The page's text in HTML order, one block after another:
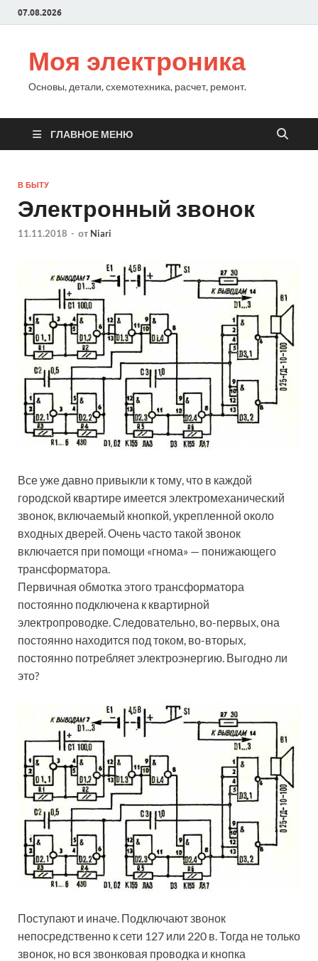
07.08.2026
Моя электроника
Основы, детали, схемотехника, расчет, ремонт.
ГЛАВНОЕ МЕНЮ
В БЫТУ
Электронный звонок
11.11.2018 - от Niari
Все уже давно привыкли к тому, что в каждой
городской квартире имеется электромеханический
звонок, включаемый кнопкой, укрепленной около
входных дверей. Очень часто такой звонок
включается при помощи «гнома» — понижающего
трансформатора.
Первичная обмотка этого трансформатора
постоянно подключена к квартирной
электропроводке. Следовательно, во-первых, она
постоянно находится под током, во-вторых,
постоянно потребляет электроэнергию. Выгодно ли
это?
Поступают и иначе. Подключают звонок
непосредственно к сети 127 или 220 в. Тогда не только
звонок, но вся звонковая проводка и кнопка